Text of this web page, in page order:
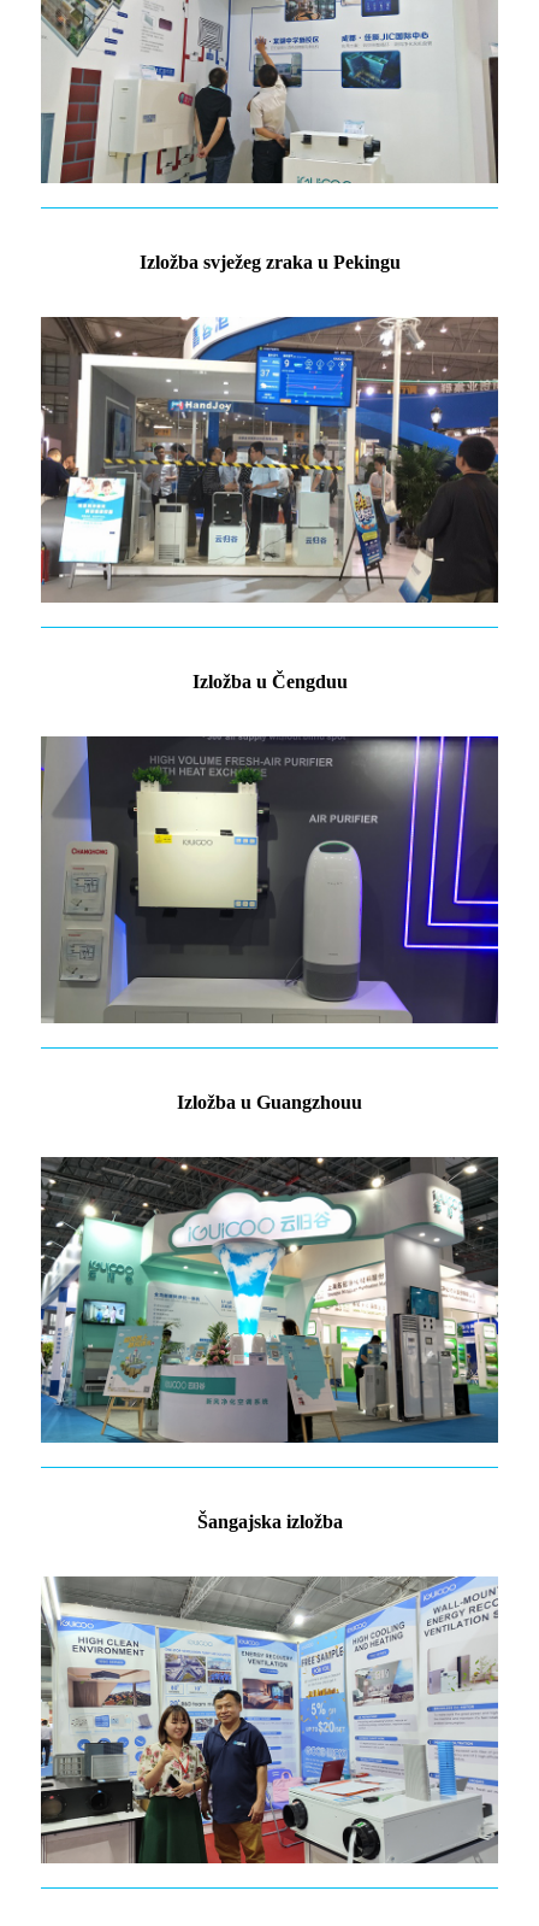
Izložba svježeg zraka u Pekingu
Izložba u Čengduu
Izložba u Guangzhouu
Šangajska izložba